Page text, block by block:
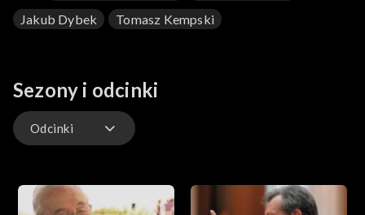
Jakub Dybek
Tomasz Kempski
Sezony i odcinki
Odcinki